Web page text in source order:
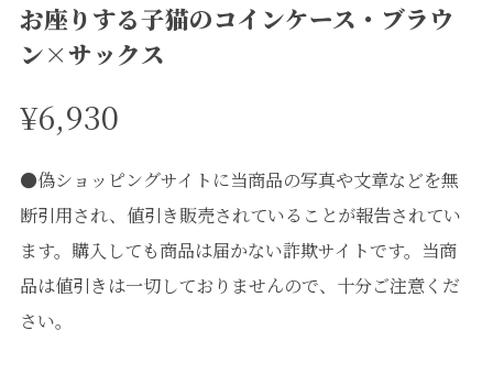
お座りする子猫のコインケース・ブラウ
ン×サックス
¥6,930
●偽ショッピングサイトに当商品の写真や文章などを無
断引用され、値引き販売されていることが報告されてい
ます。購入しても商品は届かない詐欺サイトです。当商
品は値引きは一切しておりませんので、十分ご注意くだ
さい。